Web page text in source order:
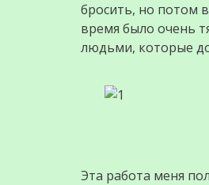
бросить, но потом
время было очень
людьми, которые
Эта работа меня